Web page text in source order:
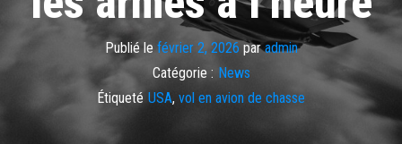
Publié le février 2, 2026 paradmin
Catégorie : News
Étiqueté USA, vol en avion de chasse